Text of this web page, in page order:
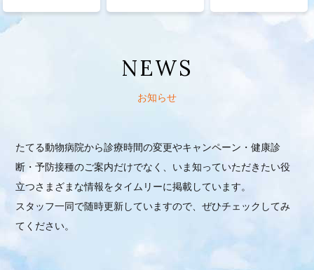
NEWS
お知らせ
たてる動物病院から診療時間の変更やキャンペーン・健康診
断・予防接種のご案内だけでなく、いま知っていただきたい役
立つさまざまな情報をタイムリーに掲載しています。
スタッフ一同で随時更新していますので、ぜひチェックしてみ
てください。